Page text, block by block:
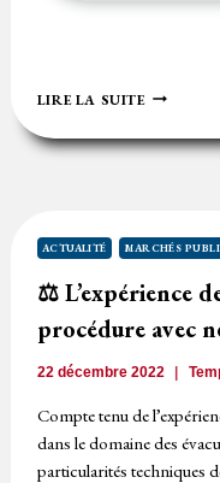
LIRE LA SUITE⚖️
À
PAS
UNE
AU
DE
ACTUALITÉ MARCHÉS
⚖️ L’expérience
procédure avec
22 décembre 2022
Compte tenu de
dans le domaine des
particularités techniques